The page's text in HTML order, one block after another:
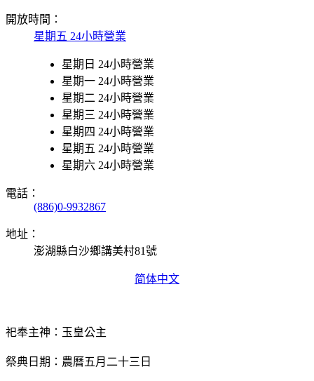
開放時間：
星期五 24小時營業
星期日 24小時營業
星期一 24小時營業
星期二 24小時營業
星期三 24小時營業
星期四 24小時營業
星期五 24小時營業
星期六 24小時營業
電話：
(886)0-9932867
地址：
澎湖縣白沙鄉講美村81號
简体中文
祀奉主神：玉皇公主
祭典日期 ：農曆五月二十三日